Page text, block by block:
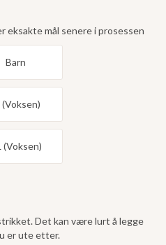
eksakte mål senere i prosessen
Barn
(Voksen)
(Voksen)
Det kan være lurt å legge
er ute etter.